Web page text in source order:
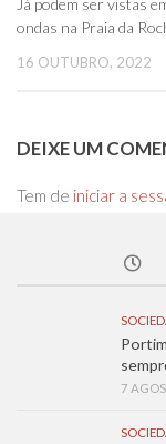
ondas na Praia da
16 OUTUBRO, 2022
DEIXE UM
Tem de iniciar a
7